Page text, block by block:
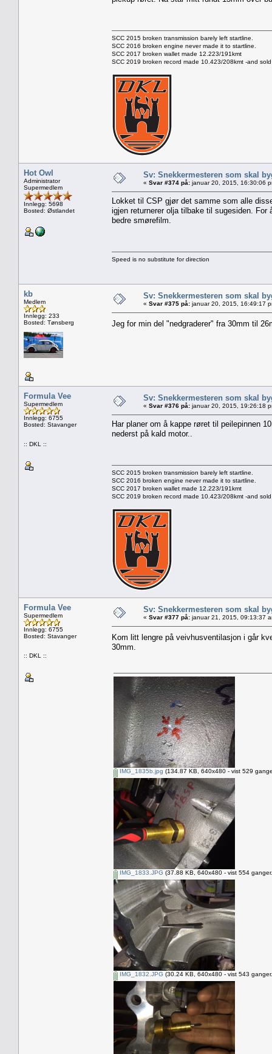
SCC 2015 broken transmission barely left startline.
SCC 2016 broken engine never made it to startline.
SCC 2017 broken wallet made 12.223/191kmt
SCC 2019 broken record made 10.423/208kmt -and
Hot Owl
Administrator
Supermedlem
Innlegg: 5698
Bosted: Østlandet
Sv: Snekkermesteren som skal
« Svar #374 på: januar 20, 2015, 16:30:06
Lokket til CSP gjør det samme som alle
igjen returnerer olja tilbake til sugesiden.
bedre smørefilm.
Speed is no substitute for direction
kb
Medlem
Innlegg: 233
Bosted: Tønsberg
Sv: Snekkermesteren som skal
« Svar #375 på: januar 20, 2015, 16:49:17
Jeg for min del "nedgraderer" fra 30mm til
Formula Vee
Supermedlem
Innlegg: 6755
Bosted: Stavanger
:: DKL ::
Sv: Snekkermesteren som skal
« Svar #376 på: januar 20, 2015, 19:26:18
Har planer om å kappe røret til peilepinnen
nederst på kald motor..
SCC 2015 broken transmission barely left startline.
SCC 2016 broken engine never made it to startline.
SCC 2017 broken wallet made 12.223/191kmt
SCC 2019 broken record made 10.423/208kmt -and
Formula Vee
Supermedlem
Innlegg: 6755
Bosted: Stavanger
:: DKL ::
Sv: Snekkermesteren som skal
« Svar #377 på: januar 21, 2015, 09:13:37
Kom litt lengre på veivhusventilasjon i går
30mm.
IMG_1835b.jpg (134.87 KB, 640x480 - vist 529
IMG_1833.JPG (37.88 KB, 640x480 - vist 554
IMG_1832.JPG (30.24 KB, 640x480 - vist 543